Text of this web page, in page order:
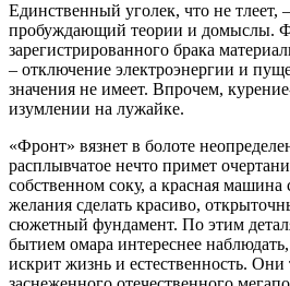
Единственный уголек, что не
пробуждающий теории и домыслы.
зарегистрированного брака
– отключение электроэнергии и
значения не имеет. Впрочем,
изумлении на лужайке.
«Фронт» вязнет в болоте
расплывчатое нечто примет
собственном соку, а красная машина
желания сделать красиво,
сюжетный фундамент. По этим
бытием омара интереснее
искрит жизнь и естественность.